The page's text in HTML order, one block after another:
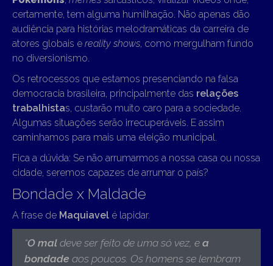
certamente, tem alguma humilhação. Não apenas dão
audiência para histórias melodramáticas da carreira de
atores globais e reality shows, como mergulham fundo
no diversionismo.
Os retrocessos que estamos presenciando na falsa
democracia brasileira, principalmente das relações
trabalhistas, custarão muito caro para a sociedade.
Algumas situações serão irrecuperáveis. E assim
caminhamos para mais uma eleição municipal.
Fica a dúvida: Se não arrumarmos a nossa casa ou nossa
cidade, seremos capazes de arrumar o país?
Bondade x Maldade
A frase de Maquiavel é lapidar.
“O mal deve ser feito de uma só vez, e a
bondade aos poucos. Os homens se lembram